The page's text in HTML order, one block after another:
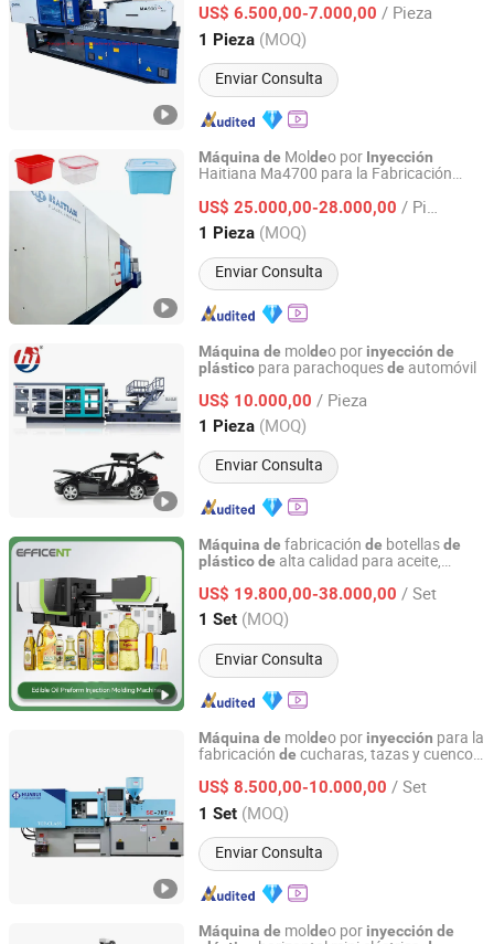
Generación
US$ 6.500,00-7.000,00 / Pieza
1 Pieza (MOQ)
Enviar Consulta
Guangdong, China Desde 2023
Máquina de Moldeo por Inyección
Haitiana Ma4700 para la Fabricación
US$ 25.000,00-28.000,00 / Pieza
1 Pieza (MOQ)
Enviar Consulta
Dongguan Xintengdong Machinery Equipment Co., Ltd.
Guangdong, China Desde 2023
Máquina de moldeo por inyección de
plástico para parachoquesde automóvil
US$ 10.000,00 / Pieza
1 Pieza (MOQ)
Enviar Consulta
Ningbo Haijiang Machinery Manufacturing Co., Ltd.
Zhejiang, China Desde 2013
Máquina de fabricación de botellasde
plásticode alta calidad para aceite,
preformasdebotellasdeaceite
comestible
US$ 19.800,00-38.000,00 / Set
1 Set (MOQ)
Enviar Consulta
Zhangjiagang Dawson Machine Co., Ltd
Jiangsu, China Desde 2017
Máquina de moldeo por inyección para la
fabricación de cucharas, tazas y cuencos
US$ 8.500,00-10.000,00 / Set
1 Set (MOQ)
Enviar Consulta
Taizhou Enji Mold Plastic Technology Co., Ltd.
Zhejiang, China Desde 2024
Máquina de moldeo por inyección de